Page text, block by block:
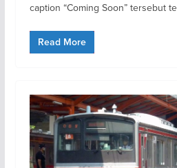
caption “Coming Soon” tersebut
Read More